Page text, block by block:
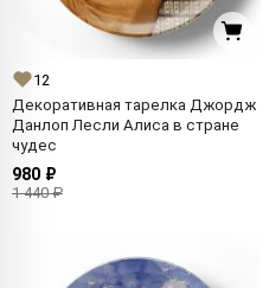
12
Декоративная тарелка Джордж
Данлоп Лесли Алиса в стране
чудес
980 ₽
1 440 ₽